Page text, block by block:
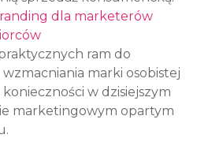
dla marketerów
ram do
marki osobistej
w dzisiejszym
marketingowym opartym